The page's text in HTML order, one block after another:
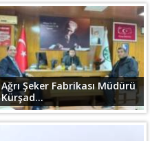
Ağrı Şeker Fabrikası Müdürü
Kürşad...